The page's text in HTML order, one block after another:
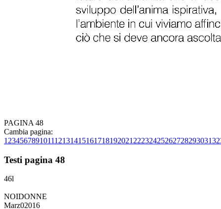
PAGINA 48
Cambia pagina:
1 23456789101112131415161718192021 2223242526272829303132
Testi pagina 48
46l
NOIDONNE
Marz02016